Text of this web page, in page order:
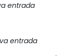
entrada
entrada